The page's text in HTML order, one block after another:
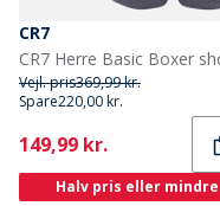
CR7
Vejl. pris369,99 kr.
Spare220,00 kr.
Current
149,99 kr.
Halv pris eller mindre